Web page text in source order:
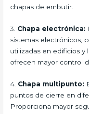
chapas de embutir.
3. Chapa electrónica:
sistemas electrónicos,
utilizadas en edificios y
ofrecen mayor control
4. Chapa multipunto:
puntos de cierre en
Proporciona mayor